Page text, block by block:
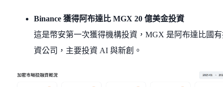
Binance 獲得阿布達比 MGX 20 億美金投資
這是幣安第一次獲得機構投資，MGX 是阿布達比國
資公司，主要投資 AI 與新創。